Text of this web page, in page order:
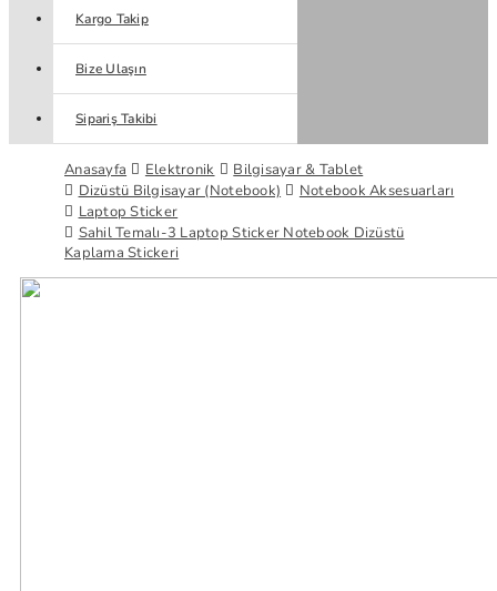
Kargo Takip
Bize Ulaşın
Sipariş Takibi
Anasayfa Elektronik
Bilgisayar & Tablet
Dizüstü Bilgisayar (Notebook)
Notebook Aksesuarları
Laptop Sticker
Sahil Temalı-3 Laptop Sticker Notebook Dizüstü
Kaplama Stickeri